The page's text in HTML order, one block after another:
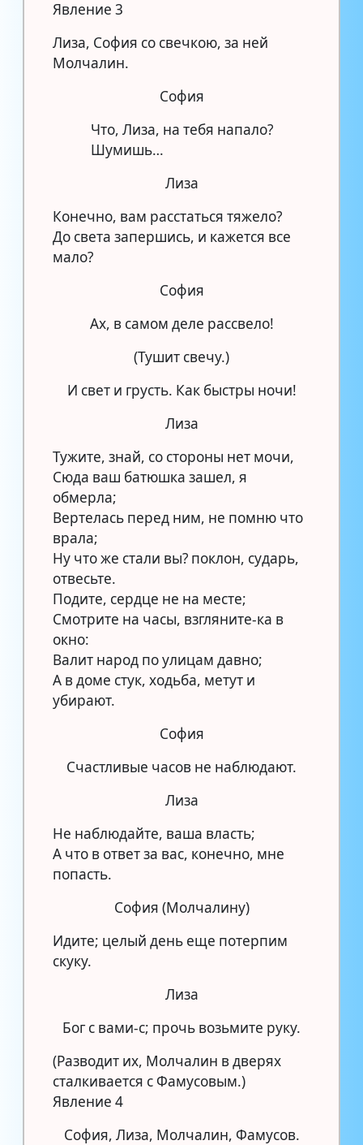
Явление 3
Лиза, София со свечкою, за ней
Молчалин.
София
Что, Лиза, на тебя напало?
Шумишь…
Лиза
Конечно, вам расстаться тяжело?
До света запершись, и кажется все
мало?
София
Ах, в самом деле рассвело!
(Тушит свечу.)
И свет и грусть. Как быстры ночи!
Лиза
Тужите, знай, со стороны нет мочи,
Сюда ваш батюшка зашел, я
обмерла;
Вертелась перед ним, не помню что
врала;
Ну что же стали вы? поклон, сударь,
отвесьте.
Подите, сердце не на месте;
Смотрите на часы, взгляните-ка в
окно:
Валит народ по улицам давно;
А в доме стук, ходьба, метут и
убирают.
София
Счастливые часов не наблюдают.
Лиза
Не наблюдайте, ваша власть;
А что в ответ за вас, конечно, мне
попасть.
София (Молчалину)
Идите; целый день еще потерпим
скуку.
Лиза
Бог с вами-с; прочь возьмите руку.
(Разводит их, Молчалин в дверях
сталкивается с Фамусовым.)
Явление 4
София, Лиза, Молчалин, Фамусов.